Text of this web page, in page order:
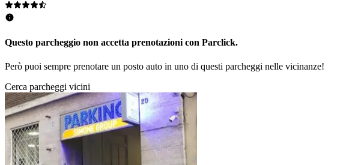
Questo parcheggio non accetta prenotazioni con Parclick.
Però puoi sempre prenotare un posto auto in uno di questi parcheggi nelle vicinanze!
Cerca parcheggi vicini